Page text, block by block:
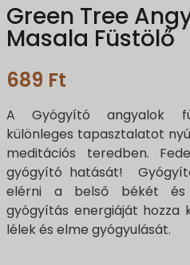
Green Tree
Masala Füstölő
689 Ft
A Gyógyító angyalok
különleges tapasztalatot
meditációs teredben.
gyógyító hatását!
elérni a belső békét és
gyógyítás energiáját hozza
lélek és elme gyógyulását.